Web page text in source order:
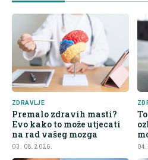
ZDRAVLJE
Premalo zdravih masti?
Evo kako to može utjecati
na rad vašeg mozga
03. 08. 2026.